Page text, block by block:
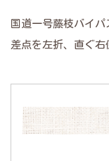
国道一号藤枝バイ
差点を左折、直ぐ右